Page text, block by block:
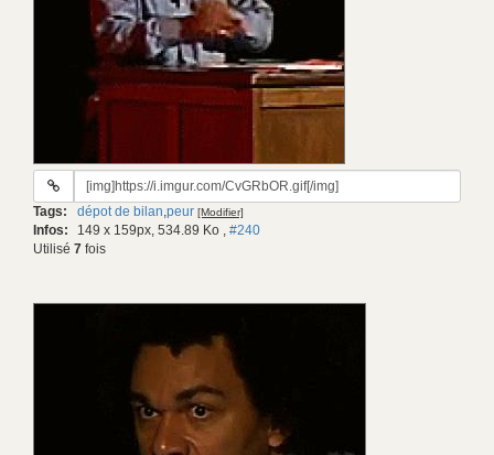
URL
gif:
Tags: dépot de bilan,peur [Modifier]
Infos: 149 x 159px, 534.89 Ko , #240
Utilisé 7 fois